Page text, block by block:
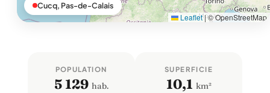
Leaflet |© OpenStreetMap
Cucq, Pas-de-Calais
POPULATION
5 129 hab.
SUPERFICIE
10,1 km²